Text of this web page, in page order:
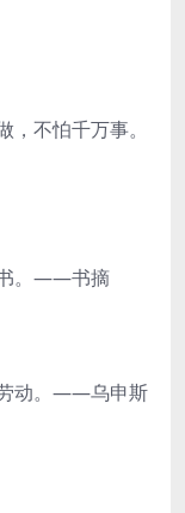
不怕千万事。
。——书摘
动。——乌申斯